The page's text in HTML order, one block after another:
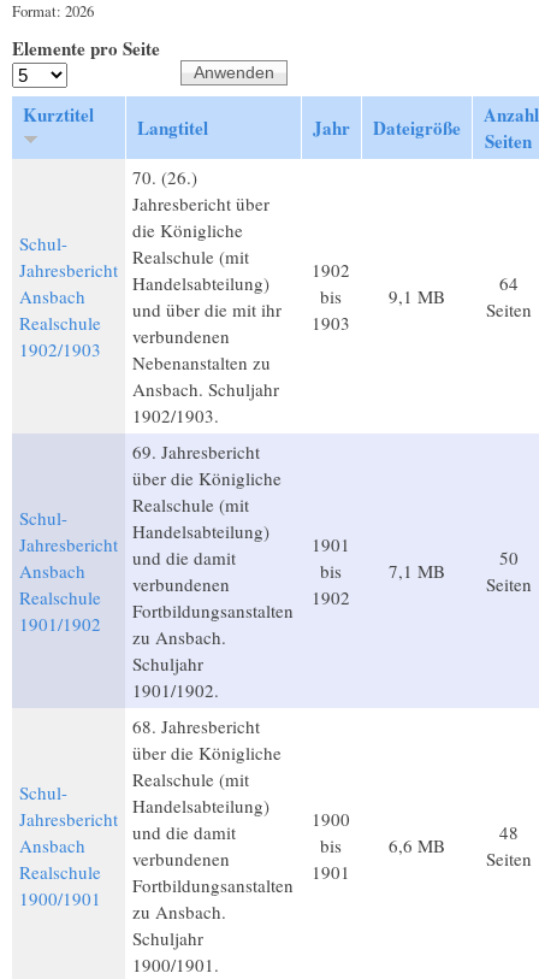
Format: 2026
Elemente pro Seite
Kurztitel Langtitel Jahr Dateigröße
Anzahl
Seiten
Schul-
Jahresbericht
Ansbach
Realschule
1902/1903
70. (26.)
Jahresbericht über
die Königliche
Realschule (mit
Handelsabteilung)
und über die mit ihr
verbundenen
Nebenanstalten zu
Ansbach. Schuljahr
1902/1903.
1902
bis
1903
9,1 MB
64
Seiten
Schul-
Jahresbericht
Ansbach
Realschule
1901/1902
69. Jahresbericht
über die Königliche
Realschule (mit
Handelsabteilung)
und die damit
verbundenen
Fortbildungsanstalten
zu Ansbach.
Schuljahr
1901/1902.
1901
bis
1902
7,1 MB
50
Seiten
Schul-
Jahresbericht
Ansbach
Realschule
1900/1901
68. Jahresbericht
über die Königliche
Realschule (mit
Handelsabteilung)
und die damit
verbundenen
Fortbildungsanstalten
zu Ansbach.
Schuljahr
1900/1901.
1900
bis
1901
6,6 MB
48
Seiten